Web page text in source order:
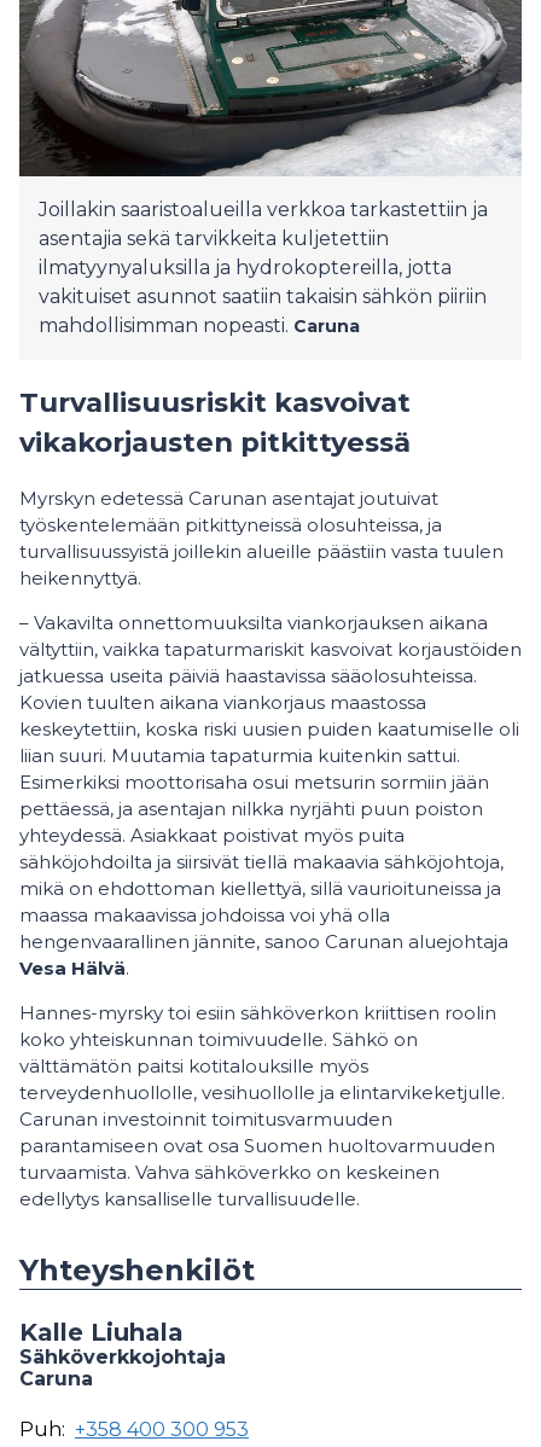
Joillakin saaristoalueilla verkkoa tarkastettiin ja
asentajia sekä tarvikkeita kuljetettiin
ilmatyynyaluksilla ja hydrokoptereilla, jotta
vakituiset asunnot saatiin takaisin sähkön piiriin
mahdollisimman nopeasti. Caruna
Turvallisuusriskit kasvoivat
vikakorjausten pitkittyessä
Myrskyn edetessä Carunan asentajat joutuivat
työskentelemään pitkittyneissä olosuhteissa, ja
turvallisuussyistä joillekin alueille päästiin vasta tuulen
heikennyttyä.
– Vakavilta onnettomuuksilta viankorjauksen aikana
vältyttiin, vaikka tapaturmariskit kasvoivat korjaustöiden
jatkuessa useita päiviä haastavissa sääolosuhteissa.
Kovien tuulten aikana viankorjaus maastossa
keskeytettiin, koska riski uusien puiden kaatumiselle oli
liian suuri. Muutamia tapaturmia kuitenkin sattui.
Esimerkiksi moottorisaha osui metsurin sormiin jään
pettäessä, ja asentajan nilkka nyrjähti puun poiston
yhteydessä. Asiakkaat poistivat myös puita
sähköjohdoilta ja siirsivät tiellä makaavia sähköjohtoja,
mikä on ehdottoman kiellettyä, sillä vaurioituneissa ja
maassa makaavissa johdoissa voi yhä olla
hengenvaarallinen jännite, sanoo Carunan aluejohtaja
Vesa Hälvä.
Hannes-myrsky toi esiin sähköverkon kriittisen roolin
koko yhteiskunnan toimivuudelle. Sähkö on
välttämätön paitsi kotitalouksille myös
terveydenhuollolle, vesihuollolle ja elintarvikeketjulle.
Carunan investoinnit toimitusvarmuuden
parantamiseen ovat osa Suomen huoltovarmuuden
turvaamista. Vahva sähköverkko on keskeinen
edellytys kansalliselle turvallisuudelle.
Yhteyshenkilöt
Kalle Liuhala
Sähköverkkojohtaja
Caruna
Puh: +358 400 300 953